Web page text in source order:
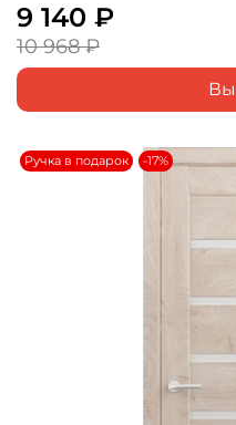
9 140 ₽
10 968 ₽
Ручка в подарок -17%